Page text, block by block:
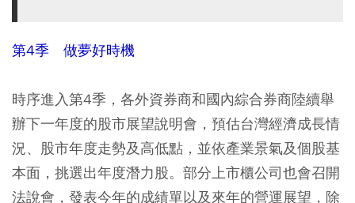
第4季 做夢好時機
時序進入第4季，各外資券商和國內綜合券商陸續舉
辦下一年度的股市展望說明會，預估台灣經濟成長情
況、股市年度走勢及高低點，並依產業景氣及個股基
本面，挑選出年度潛力股。部分上市櫃公司也會召開
法說會，發表今年的成績單以及來年的營運展望，除